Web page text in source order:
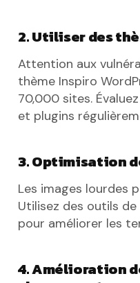
2. Utiliser des
Attention aux
thème Inspiro
70,000 sites.
et plugins
3. Optimisation
Les images lourdes
Utilisez des outils
pour améliorer les
4. Amélioration